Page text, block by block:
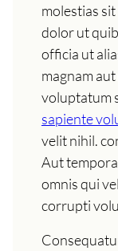
molestias
dolor ut
officia ut
magnam
voluptatum
sapiente
velit nihil.
Aut
omnis qui
corrupti